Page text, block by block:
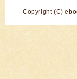
Copyright (C)